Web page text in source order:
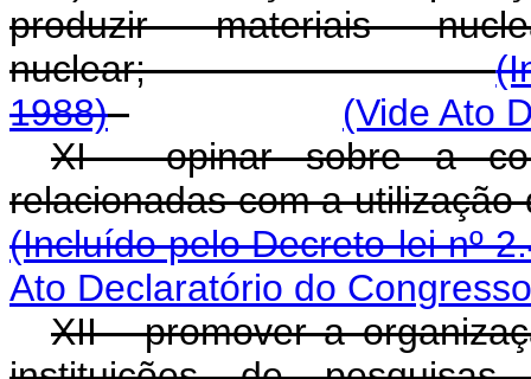
produzir materiais
nuclear;
1988)
(Vide Ato
XI - opinar sobre a
relacionadas com a
(Incluído pelo Decreto-lei nº
Ato Declaratório do
XII - promover a